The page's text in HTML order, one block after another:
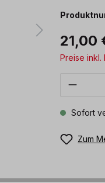
21,00
Preise inkl.
Sofort
Zum